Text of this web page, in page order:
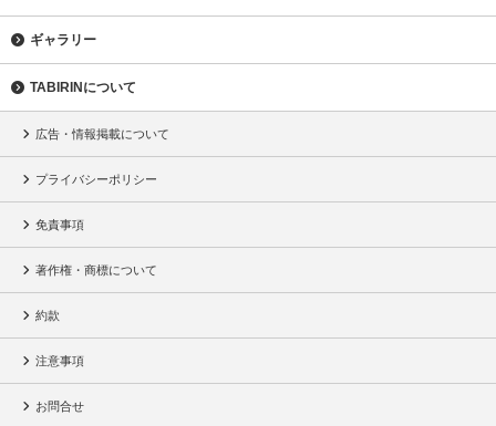
ギャラリー
TABIRINについて
広告・情報掲載について
プライバシーポリシー
免責事項
著作権・商標について
約款
注意事項
お問合せ